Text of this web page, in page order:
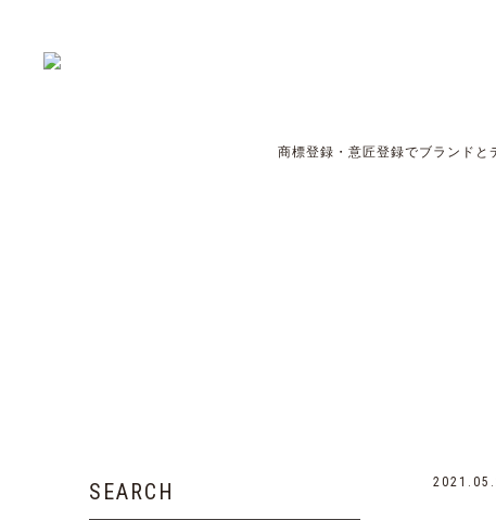
商標登録・意匠登録でブランド
SEARCH